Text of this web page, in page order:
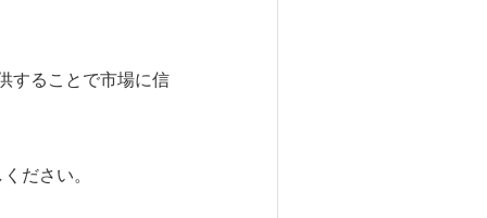
することで市場に信
ださい。